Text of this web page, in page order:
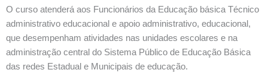
O curso atenderá aos Funcionários da Educação básica Técnico
administrativo educacional e apoio administrativo, educacional,
que desempenham atividades nas unidades escolares e na
administração central do Sistema Público de Educação Básica
das redes Estadual e Municipais de educação.